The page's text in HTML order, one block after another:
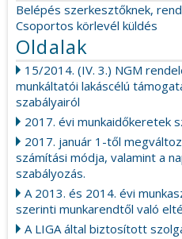
Belépés szerkesztőknek,
Csoportos körlevél küldés
Oldalak
15/2014. (IV. 3.) NGM
munkáltatói lakáscélú
szabályairól
2017. évi munkaidőkeretek
2017. január 1-től
számítási módja, valamint a
szabályozás.
A 2013. és 2014. évi
szerinti munkarendtől való
A LIGA által biztosított